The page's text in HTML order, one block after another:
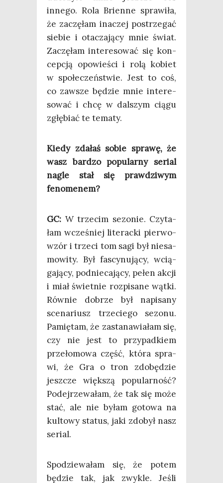
inne­go. Rola Brien­ne spra­wi­ła,
że zaczę­łam ina­czej postrze­gać
sie­bie i ota­cza­ją­cy mnie świat.
Zaczę­łam inte­re­so­wać się kon­
cep­cją opo­wie­ści i rolą kobiet
w spo­łe­czeń­stwie. Jest to coś,
co zawsze będzie mnie inte­re­
so­wać i chcę w dal­szym cią­gu
zgłę­biać te tematy.
Kie­dy zda­łaś sobie spra­wę, że
wasz bar­dzo popu­lar­ny serial
nagle stał się praw­dzi­wym
fenomenem?
GC: W trze­cim sezo­nie. Czy­ta­
łam wcze­śniej lite­rac­ki pier­wo­
wzór i trze­ci tom sagi był nie­sa­
mo­wi­ty. Był fascy­nu­ją­cy, wcią­
ga­ją­cy, pod­nie­ca­ją­cy, pełen akcji
i miał świet­nie roz­pi­sa­ne wąt­ki.
Rów­nie dobrze był napi­sa­ny
sce­na­riusz trze­cie­go sezo­nu.
Pamię­tam, że zasta­na­wia­łam się,
czy nie jest to przy­pad­kiem
prze­ło­mo­wa część, któ­ra spra­
wi, że Gra o tron zdo­bę­dzie
jesz­cze więk­szą popu­lar­ność?
Podej­rze­wa­łam, że tak się może
stać, ale nie byłam goto­wa na
kul­to­wy sta­tus, jaki zdo­był nasz
serial.
Spo­dzie­wa­łam się, że potem
będzie tak, jak zwy­kle. Jeśli